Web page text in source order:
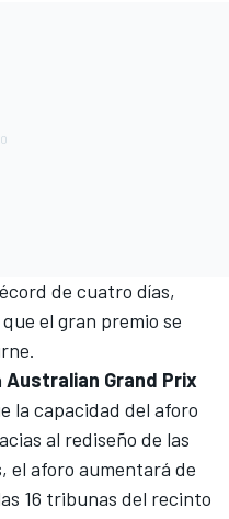
de cuatro días,
el gran premio se
.
Australian Grand Prix
la capacidad del aforo
al rediseño de las
el aforo aumentará de
16 tribunas del recinto